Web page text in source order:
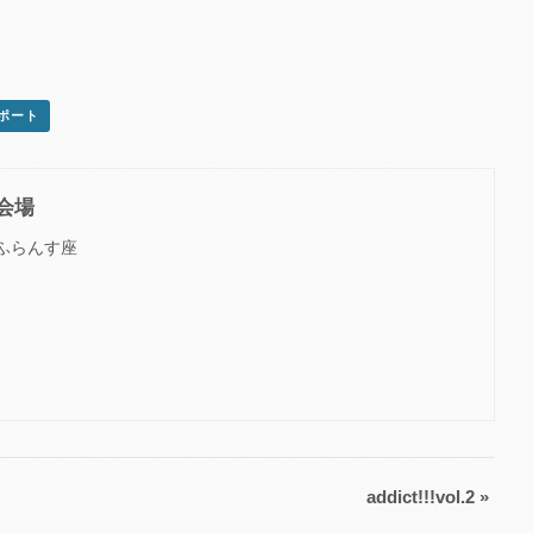
ート
場
らんす座
addict!!!vol.2 »